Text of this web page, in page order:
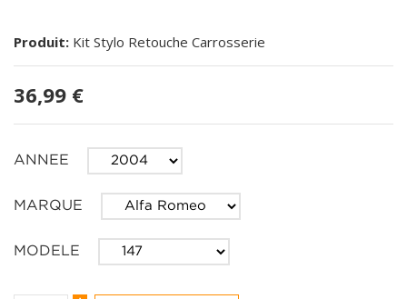
Produit: Kit Stylo Retouche Carrosserie
36,99 €
ANNEE
MARQUE
MODELE